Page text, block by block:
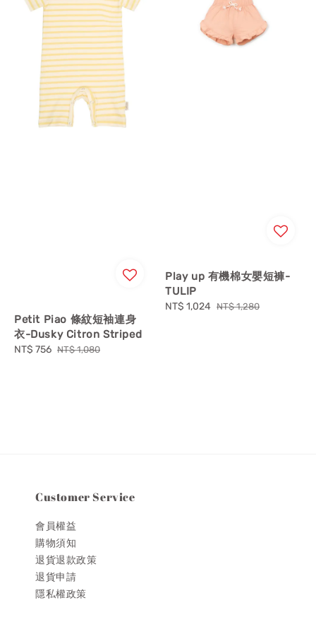
Petit Piao 條紋短袖連身
衣-Dusky Citron Striped
Sale
NT$ 756 Regular
NT$ 1,080
Play up 有機棉女嬰短褲-
TULIP
Sale
NT$ 1,024 Regular
NT$ 1,280
Customer Service
會員權益
購物須知
退貨退款政策
退貨申請
隱私權政策